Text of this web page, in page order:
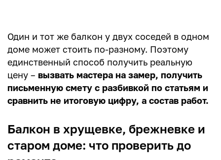
Один и тот же балкон у двух соседей в одном
доме может стоить по-разному. Поэтому
единственный способ получить реальную
цену – вызвать мастера на замер, получить
письменную смету с разбивкой по статьям и
сравнить не итоговую цифру, а состав работ.
Балкон в хрущевке, брежневке и
старом доме: что проверить до